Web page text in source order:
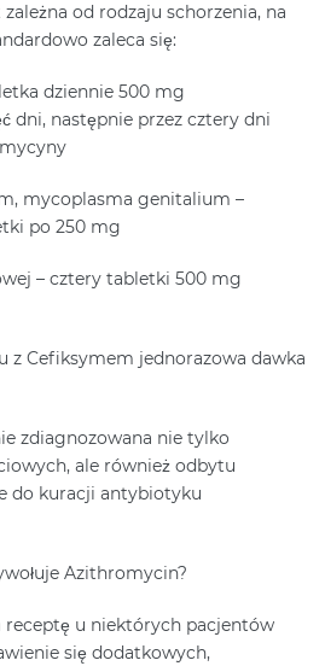
od rodzaju schorzenia, na
zaleca się:
dziennie 500 mg
dni, następnie przez cztery dni
mycoplasma genitalium –
po 250 mg
– cztery tabletki 500 mg
z Cefiksymem jednorazowa dawka
zdiagnozowana nie tylko
ale również odbytu
do kuracji antybiotyku
Azithromycin?
receptę u niektórych pacjentów
się dodatkowych,